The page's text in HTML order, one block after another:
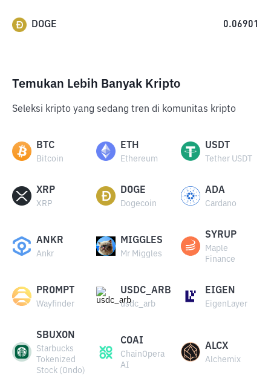
DOGE 0.06901
Temukan Lebih Banyak Kripto
Seleksi kripto yang sedang tren di komunitas kripto
BTC
Bitcoin
ETH
Ethereum
USDT
Tether USDT
XRP
XRP
DOGE
Dogecoin
ADA
Cardano
ANKR
Ankr
MIGGLES
Mr Miggles
SYRUP
Maple
Finance
PROMPT
Wayfinder
USDC_ARB
usdc_arb
EIGEN
EigenLayer
SBUXON
Starbucks
Tokenized
Stock (Ondo)
COAI
ChainOpera
AI
ALCX
Alchemix